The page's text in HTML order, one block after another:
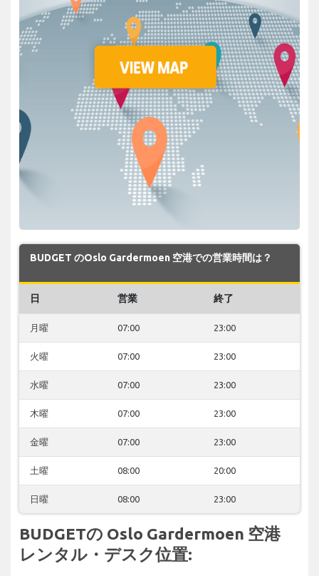
BUDGET のOslo Gardermoen 空港での営業時間は？
日 営業 終了
月曜 07:00 23:00
火曜 07:00 23:00
水曜 07:00 23:00
木曜 07:00 23:00
金曜 07:00 23:00
土曜 08:00 20:00
日曜 08:00 23:00
BUDGETの Oslo Gardermoen 空港
レンタル・デスク位置: